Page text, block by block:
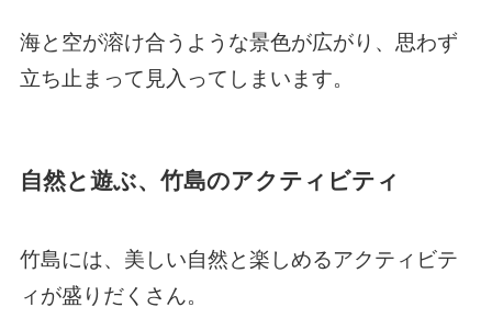
海と空が溶け合うような景色が広がり、思わず
立ち止まって見入ってしまいます。
自然と遊ぶ、竹島のアクティビティ
竹島には、美しい自然と楽しめるアクティビテ
ィが盛りだくさん。